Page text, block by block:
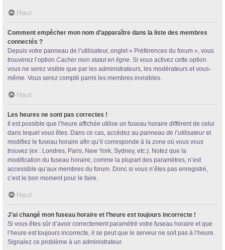
Haut
Comment empêcher mon nom d’apparaître dans la liste des membres
connectés ?
Depuis votre panneau de l’utilisateur, onglet « Préférences du forum », vous
trouverez l’option Cacher mon statut en ligne. Si vous activez cette option
vous ne serez visible que par les administrateurs, les modérateurs et vous-
même. Vous serez compté parmi les membres invisibles.
Haut
Les heures ne sont pas correctes !
Il est possible que l’heure affichée utilise un fuseau horaire différent de celui
dans lequel vous êtes. Dans ce cas, accédez au panneau de l’utilisateuret
modifiez le fuseau horaire afin qu’il corresponde à la zone où vous vous
trouvez (ex : Londres, Paris, New York, Sydney, etc.). Notez que la
modification du fuseau horaire, comme la plupart des paramètres, n’est
accessible qu’aux membres du forum. Donc si vous n’êtes pas enregistré,
c’est le bon moment pour le faire.
Haut
J’ai changé mon fuseau horaire et l’heure est toujours incorrecte !
Si vous êtes sûr d’avoir correctement paramétré votre fuseau horaire et que
l’heure est toujours incorrecte, il se peut que le serveur ne soit pas à l’heure.
Signalez ce problème à un administrateur.